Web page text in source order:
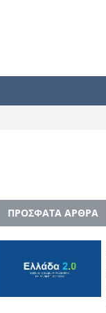
ΠΡΟΣΦΑΤΑ ΑΡΘΡΑ